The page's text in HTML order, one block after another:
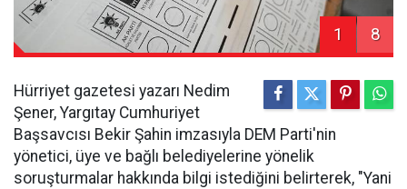
1 8
Hürriyet gazetesi yazarı Nedim
Şener, Yargıtay Cumhuriyet
Başsavcısı Bekir Şahin imzasıyla DEM Parti'nin
yönetici, üye ve bağlı belediyelerine yönelik
soruşturmalar hakkında bilgi istediğini belirterek, "Yani